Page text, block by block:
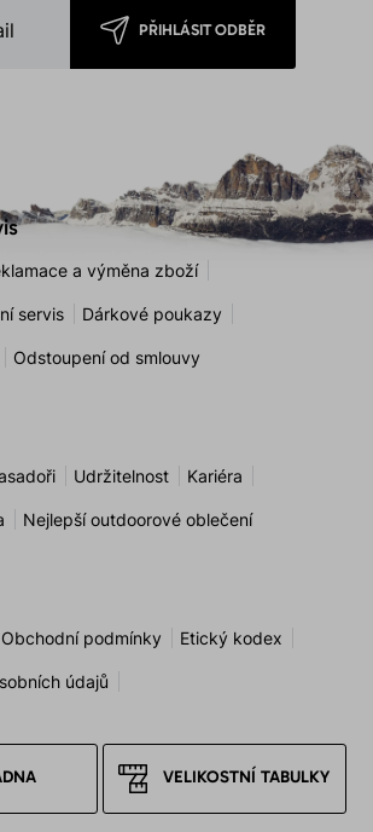
PŘIHLÁSIT ODBĚR
a výměna zboží
servis Dárkové poukazy
Odstoupení od smlouvy
Udržitelnost Kariéra
Nejlepší outdoorové oblečení
Obchodní podmínky Etický kodex
údajů
VELIKOSTNÍ TABULKY